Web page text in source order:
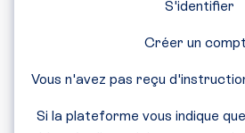
S'identifier
Créer un
Vous n'avez pas reçu
Si la plateforme vous indique